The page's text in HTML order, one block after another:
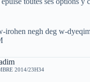
irohen negh deg w-
2014/23H34